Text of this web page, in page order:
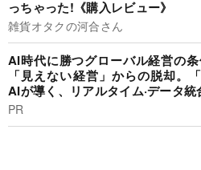
っちゃった!《購入レビュー》
雑貨オタクの河合さん
AI時代に勝つグローバル経営の
「見えない経営」からの脱却。
AIが導く、リアルタイム·データ
PR